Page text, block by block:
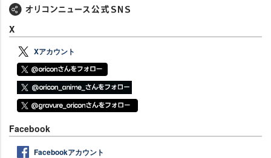
X
Xアカウント
Facebook
Facebookアカウント